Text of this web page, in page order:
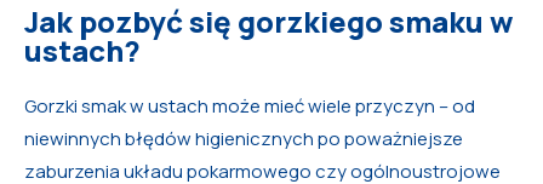
Jak pozbyć się gorzkiego smaku w
ustach?
Gorzki smak w ustach może mieć wiele przyczyn – od
niewinnych błędów higienicznych po poważniejsze
zaburzenia układu pokarmowego czy ogólnoustrojowe